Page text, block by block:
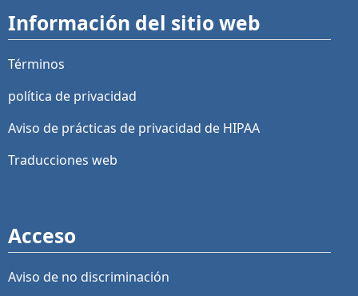
Información del sitio web
Términos
política de privacidad
Aviso de prácticas de privacidad de HIPAA
Traducciones web
Acceso
Aviso de no discriminación